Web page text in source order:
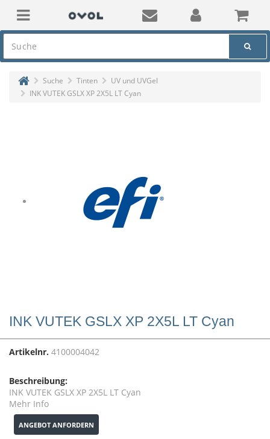
Suche Tinten
UV und UVGel
INK VUTEK GSLX XP 2X5L LT Cyan
INK VUTEK GSLX XP 2X5L LT Cyan
Artikelnr. 4100004042
Beschreibung:
INK VUTEK GSLX XP 2X5L LT Cyan
Mehr Info
ANGEBOT ANFORDERN